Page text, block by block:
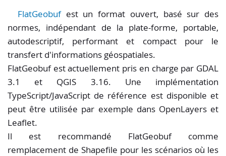
FlatGeobufest un format ouvert, basé sur des
normes, indépendant de la plate-forme, portable,
autodescriptif, performant et compact pour le
transfert d'informations géospatiales.
FlatGeobuf est actuellement pris en charge par GDAL
3.1 et QGIS 3.16. Une implémentation
TypeScript/JavaScript de référence est disponible et
peut être utilisée par exemple dans OpenLayers et
Leaflet.
Il est recommandé FlatGeobuf comme
remplacement de Shapefile pour les scénarios où les